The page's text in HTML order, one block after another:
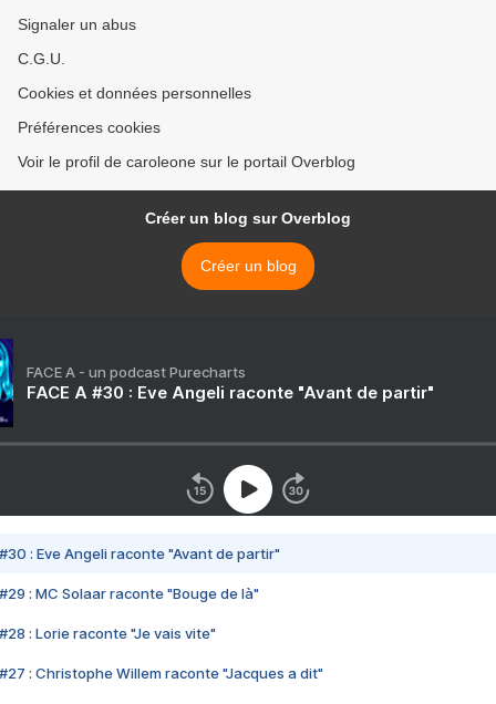
Signaler un abus
C.G.U.
Cookies et données personnelles
Préférences cookies
Voir le profil de caroleone sur le portail Overblog
Créer un blog sur Overblog
Créer un blog
FACE A - un podcast Purecharts
FACE A #30 : Eve Angeli raconte "Avant de partir"
#30 : Eve Angeli raconte "Avant de partir"
#29 : MC Solaar raconte "Bouge de là"
#28 : Lorie raconte "Je vais vite"
#27 : Christophe Willem raconte "Jacques a dit"